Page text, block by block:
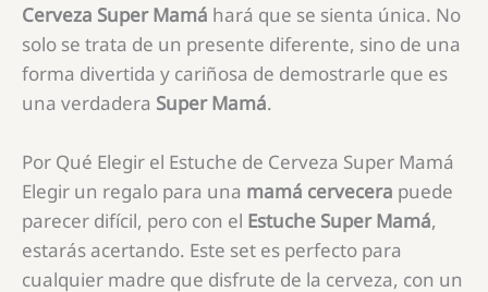
Cerveza Super Mamá hará que se sienta única. No
solo se trata de un presente diferente, sino de una
forma divertida y cariñosa de demostrarle que es
una verdadera Super Mamá.
Por Qué Elegir el Estuche de Cerveza Super Mamá
Elegir un regalo para una mamá cervecera puede
parecer difícil, pero con el Estuche Super Mamá,
estarás acertando. Este set es perfecto para
cualquier madre que disfrute de la cerveza, con un